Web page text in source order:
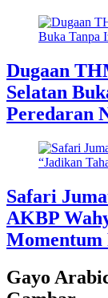
Dugaan
Selatan
Peredaran
Safari
AKBP
Gayo